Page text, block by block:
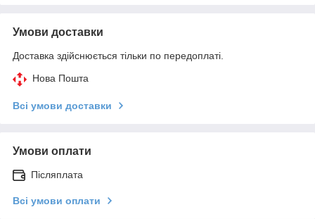
Умови доставки
Доставка здійснюється тільки по передоплаті.
Нова Пошта
Всі умови доставки
Умови оплати
Післяплата
Всі умови оплати